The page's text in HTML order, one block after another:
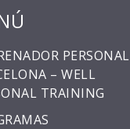
PERSONAL
– WELL
TRAINING